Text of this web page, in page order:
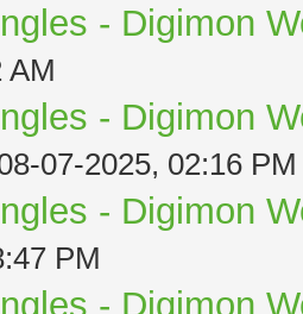
- Digimon
AM
- Digimon
07-2025, 02:16 PM
- Digimon
PM
- Digimon